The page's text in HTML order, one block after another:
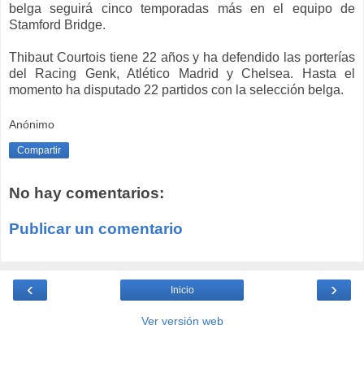
belga seguirá cinco temporadas más en el equipo de
Stamford Bridge.
Thibaut Courtois tiene 22 años y ha defendido las porterías
del Racing Genk, Atlético Madrid y Chelsea. Hasta el
momento ha disputado 22 partidos con la selección belga.
Anónimo
Compartir
No hay comentarios:
Publicar un comentario
‹ ›
Inicio
Ver versión web